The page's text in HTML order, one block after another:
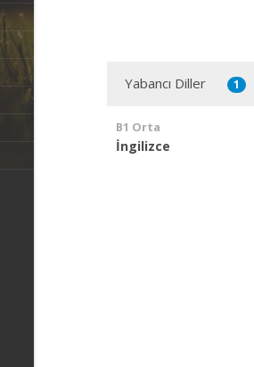
Yabancı Diller 1
B1 Orta
İngilizce